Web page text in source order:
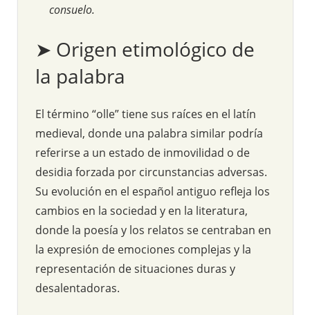
consuelo.
➤ Origen etimológico de
la palabra
El término “olle” tiene sus raíces en el latín
medieval, donde una palabra similar podría
referirse a un estado de inmovilidad o de
desidia forzada por circunstancias adversas.
Su evolución en el español antiguo refleja los
cambios en la sociedad y en la literatura,
donde la poesía y los relatos se centraban en
la expresión de emociones complejas y la
representación de situaciones duras y
desalentadoras.